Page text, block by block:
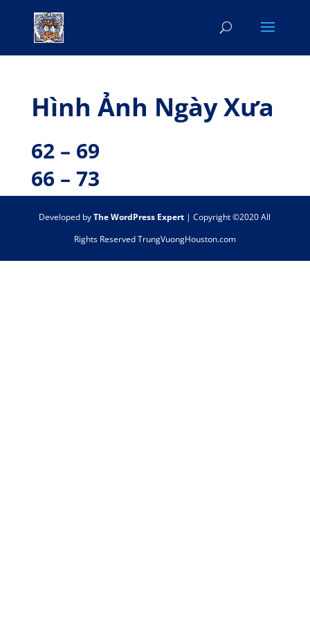
Hình Ảnh Ngày Xưa
62 – 69
66 – 73
Developed byThe WordPress Expert | Copyright ©2020 All
Rights Reserved TrungVuongHouston.com